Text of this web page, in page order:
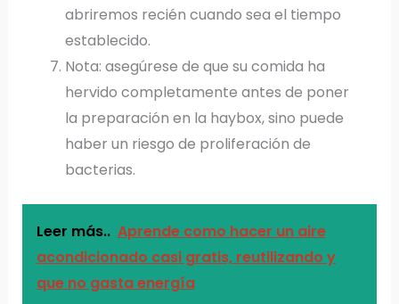
abriremos recién cuando sea el tiempo
establecido.
Nota: asegúrese de que su comida ha
hervido completamente antes de poner
la preparación en la haybox, sino puede
haber un riesgo de proliferación de
bacterias.
Leer más.. Aprende como hacer un aire
acondicionado casi gratis, reutilizando y
que no gasta energía